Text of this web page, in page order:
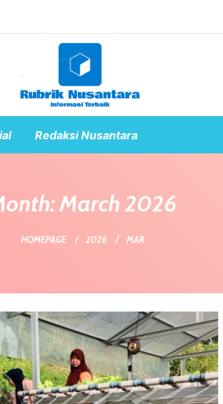
Redaksi Nusantara
March 2026
HOMEPAGE 2026 MAR